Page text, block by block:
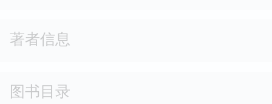
著者信息
图书目录